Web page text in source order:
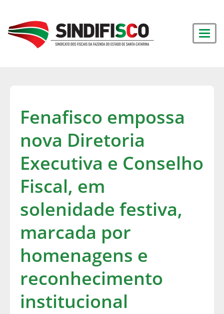
Fenafisco empossa
nova Diretoria
Executiva e Conselho
Fiscal, em
solenidade festiva,
marcada por
homenagens e
reconhecimento
institucional